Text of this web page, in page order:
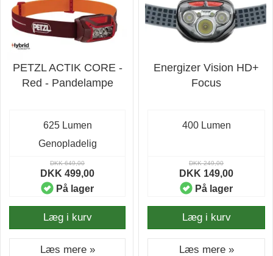
PETZL ACTIK CORE -
Red - Pandelampe
625 Lumen
Genopladelig
DKK 649,00
DKK 499,00
På lager
Læg i kurv
Læs mere »
Energizer Vision HD+
Focus
400 Lumen
DKK 249,00
DKK 149,00
På lager
Læg i kurv
Læs mere »